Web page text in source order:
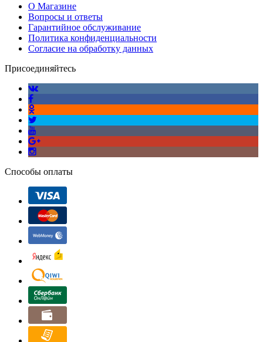
О Магазине
Вопросы и ответы
Гарантийное обслуживание
Политика конфиденциальности
Согласие на обработку данных
Присоединяйтесь
Способы оплаты